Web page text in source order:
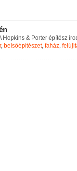
n
Hopkins & Porter építész iro
, belsőépítészet, faház,